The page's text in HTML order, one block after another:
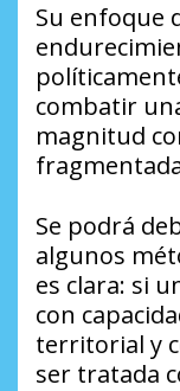
Su enfoque
combatir
magnitud
Se podrá
algunos
es clara: si
con
territorial y
ser tratada